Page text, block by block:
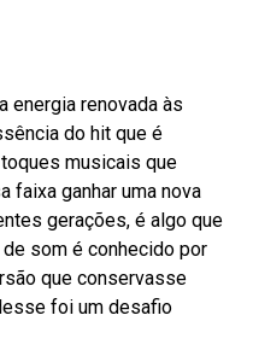
energia renovada às
do hit que é
musicais que
faixa ganhar uma nova
gerações, é algo que
som é conhecido por
que conservasse
foi um desafio